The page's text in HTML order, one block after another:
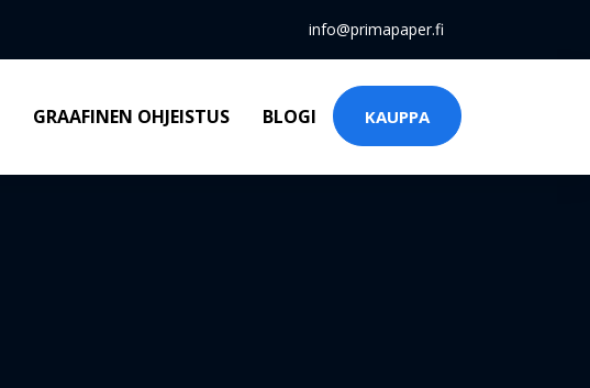
info@primapaper.fi
GRAAFINEN OHJEISTUS BLOGI KAUPPA